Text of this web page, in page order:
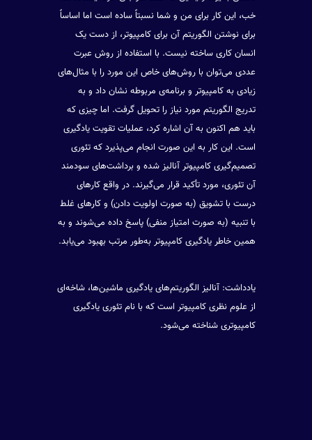
خب، این کار برای من و شما نسبتاً ساده است اما اساساً
برای نوشتن الگوریتم آن برای کامپیوتر، از دست یک
انسان کاری ساخته نیست. با استفاده از روش عبرت
عددی می‌توان با روش‌های خاص این مورد را با مثال‌های
زیادی به کامپیوتر و برنامه‌ی مربوطه نشان داد و به
تدریج الگوریتم مورد نیاز را تحویل گرفت. اما چیزی که
باید هم اکنون به آن اشاره کرد، عملیات تقویت یادگیری
است. این کار به این صورت انجام می‌پذیرد که تئوری
تصمیم‌گیری کامپیوتر آنالیز شده و برداشت‌های سودمند
آن تئوری، مورد تأکید قرار می‌گیرند. در واقع کارهای
درست با تشویق (به صورت اولویت دادن) و کارهای غلط
با تنبیه (به صورت امتیاز منفی) پاسخ داده می‌شوند و به
همین خاطر یادگیری کامپیوتر به‌طور مرتب بهبود می‌یابد.
یادداشت: آنالیز الگوریتم‌های یادگیری ماشین‌ها، شاخه‌ای
از علوم نظری کامپیوتر است که با نام تئوری یادگیری
کامپیوتری شناخته می‌شود.